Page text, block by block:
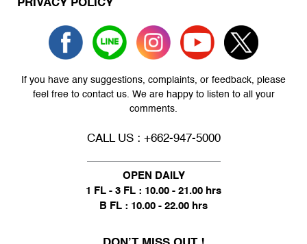
PRIVACY POLICY
If you have any suggestions, complaints, or feedback, please
feel free to contact us. We are happy to listen to all your
comments.
CALL US : +662-947-5000
OPEN DAILY
1 FL - 3 FL : 10.00 - 21.00 hrs
B FL : 10.00 - 22.00 hrs